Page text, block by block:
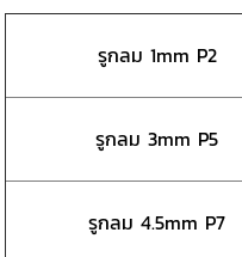
รูกลม 1mm P2
รูกลม 3mm P5
รูกลม 4.5mm P7